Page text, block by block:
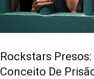
Rockstars
Conceito De